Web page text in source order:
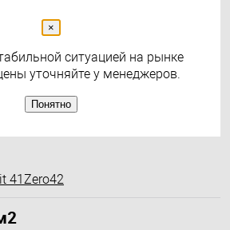
41Zero42
×
ситуацией на рынке
уточняйте у менеджеров.
Понятно